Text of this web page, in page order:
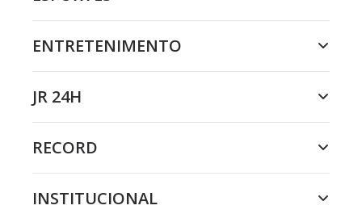
ENTRETENIMENTO
JR 24H
RECORD
INSTITUCIONAL